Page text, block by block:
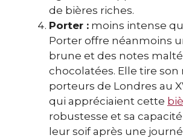
de bières riches.
Porter : moins intense
Porter offre néanmoins
brune et des notes
chocolatées. Elle tire son
porteurs de Londres au
qui appréciaient cette
robustesse et sa
leur soif après une